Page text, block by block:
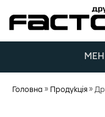
Головна » Продукція »